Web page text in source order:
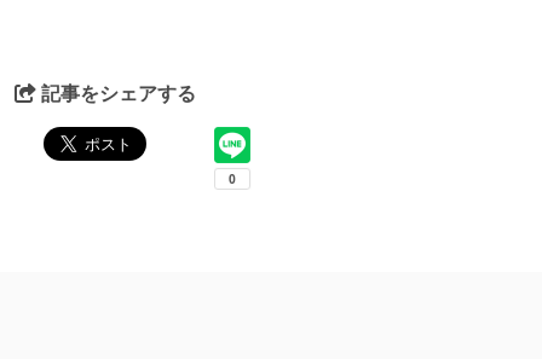
記事をシェアする